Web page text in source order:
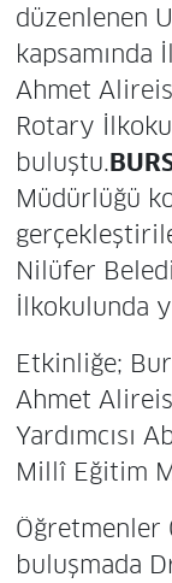
düzenlenen
Ahmet
Rotary
buluştu.
Müdürlüğü
Nilüfer
İlkokulunda
Etkinliğe;
Ahmet
Yardımcısı
Millî Eğitim
Öğretmenler
buluşmada